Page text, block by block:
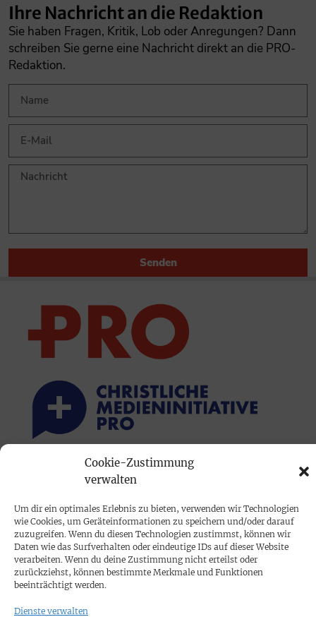
Cookie-Zustimmung
verwalten
Um dir ein optimales Erlebnis zu bieten, verwenden wir Technologien
wie Cookies, um Geräteinformationen zu speichern und/oder darauf
zuzugreifen. Wenn du diesen Technologien zustimmst, können wir
Daten wie das Surfverhalten oder eindeutige IDs auf dieser Website
verarbeiten. Wenn du deine Zustimmung nicht erteilst oder
zurückziehst, können bestimmte Merkmale und Funktionen
beeinträchtigt werden.
Dienste verwalten
Ihre Nachricht an die Redaktion
Sie haben Fragen, Kritik, Lob oder Anregungen? Dann
schreiben Sie gerne eine Nachricht direkt an die PRO-
Redaktion.
Senden
PRINTAUSGABE
PROKOMPAKT
Impressum